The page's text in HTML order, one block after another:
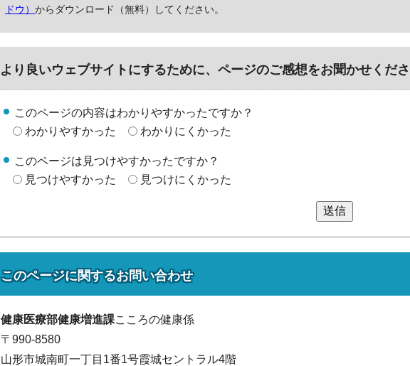
ドウ） からダウンロード（無料）してください。
より良いウェブサイトにするために、ページのご感想をお聞かせくだ
このページの内容はわかりやすかったですか？
わかりやすかった
わかりにくかった
このページは見つけやすかったですか？
見つけやすかった
見つけにくかった
送信
このページに関するお問い合わせ
健康医療部健康増進課こころの健康係
〒990-8580
山形市城南町一丁目1番1号霞城セントラル4階